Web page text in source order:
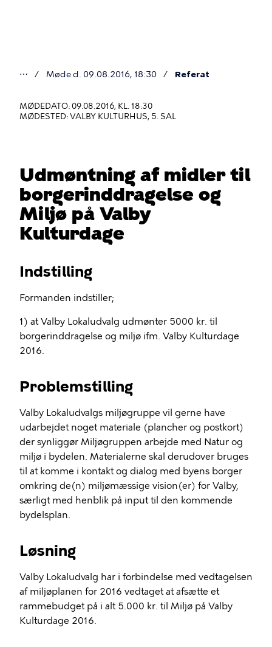
er
her
⋯ Møde d. 09.08.2016, 18:30 Referat
MØDEDATO: 09.08.2016, KL. 18:30
MØDESTED: VALBY KULTURHUS, 5. SAL
Udmøntning af midler til
borgerinddragelse og
Miljø på Valby
Kulturdage
Indstilling
Formanden indstiller;
1) at Valby Lokaludvalg udmønter 5000 kr. til
borgerinddragelse og miljø ifm. Valby Kulturdage
2016.
Problemstilling
Valby Lokaludvalgs miljøgruppe vil gerne have
udarbejdet noget materiale (plancher og postkort)
der synliggør Miljøgruppen arbejde med Natur og
miljø i bydelen. Materialerne skal derudover bruges
til at komme i kontakt og dialog med byens borger
omkring de(n) miljømæssige vision(er) for Valby,
særligt med henblik på input til den kommende
bydelsplan.
Løsning
Valby Lokaludvalg har i forbindelse med vedtagelsen
af miljøplanen for 2016 vedtaget at afsætte et
rammebudget på i alt 5.000 kr. til Miljø på Valby
Kulturdage 2016.